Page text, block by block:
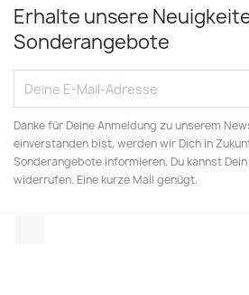
Erhalte unsere
Sonderangebote
Danke für Deine Anmeldung zu unserem
einverstanden bist, werden wir Dich in
Sonderangebote informieren. Du kannst
widerrufen. Eine kurze Mail genügt.